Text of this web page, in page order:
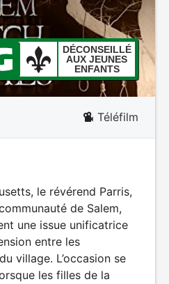
DÉCONSEILLÉ
AUX JEUNES
ENFANTS
Téléfilm
le révérend Parris,
de Salem,
une issue unificatrice
entre les
village. L’occasion se
les filles de la